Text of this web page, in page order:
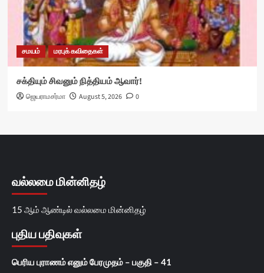
சமயம் மரபுக் கவிதைகள்
சக்தியும் சிவனும் நித்தியம் ஆவார்!
ஜெயராமசர்மா August 5, 2026 0
வல்லமை மின்னிதழ்
15 ஆம் ஆண்டில் வல்லமை மின்னிதழ்
புதிய பதிவுகள்
பெரிய புராணம் எனும் பேரமுதம் – பகுதி – 41